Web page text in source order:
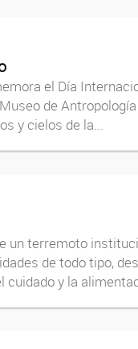
el Día
de
y cielos de la...
un terremoto
de todo tipo,
cuidado y la